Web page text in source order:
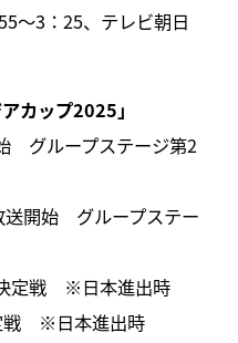
～3：25、テレビ朝日
カップ2025」
グループステージ第2
送開始 グループステー
定戦 ※日本進出時
戦 ※日本進出時